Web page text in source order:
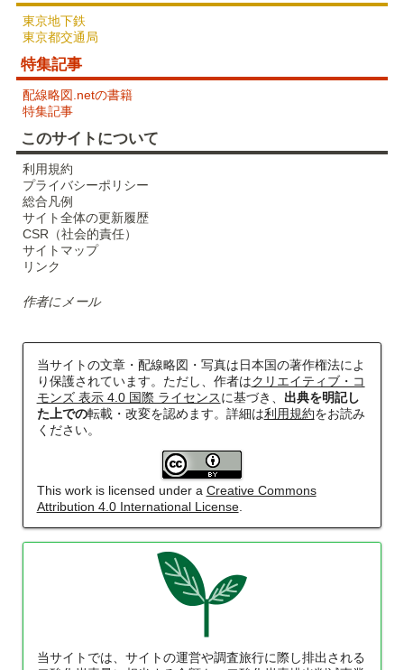
東京地下鉄
東京都交通局
特集記事
配線略図.netの書籍
特集記事
このサイトについて
利用規約
プライバシーポリシー
総合凡例
サイト全体の更新履歴
CSR（社会的責任）
サイトマップ
リンク
作者にメール
当サイトの文章・配線略図・写真は日本国の著作権法によ
り保護されています。ただし、作者はクリエイティブ・コ
モンズ 表示 4.0 国際 ライセンスに基づき、 出典を明記し
た上での転載・改変を認めます。詳細は利用規約をお読み
ください。
This work is licensed under a Creative Commons
Attribution 4.0 International License.
当サイトでは、サイトの運営や調査旅行に際し排出される